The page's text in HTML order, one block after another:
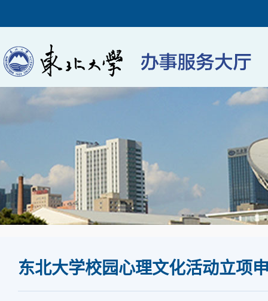
东北大学校园心理文化活动立项